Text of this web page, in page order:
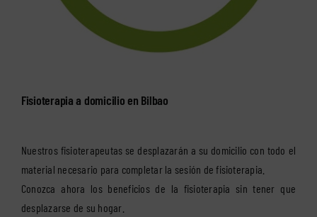
Fisioterapia a domicilio en Bilbao
Nuestros fisioterapeutas se desplazarán a su domicilio con todo el
material necesario para completar la sesión de fisioterapia.
Conozca ahora los beneficios de la fisioterapia sin tener que
desplazarse de su hogar.